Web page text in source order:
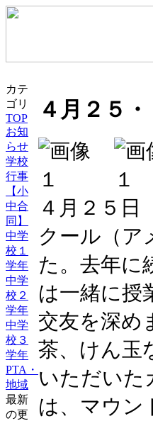
カテ
ゴリ
TOP
お知
らせ
学校
行事
【小
中合
同】
中学
校１
学年
中学
校２
学年
中学
校３
学年
PTA・
地域
最新
の更
４月２５
４月２５日
クール（ア
た。去年に
は一緒に授
交友を深め
茶、けん玉
いただいた
は、マウン